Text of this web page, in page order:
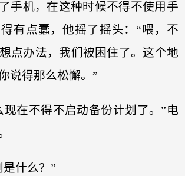
手机，在这种时候不得不使用手
有点蠢，他摇了摇头：“喂，不
点办法，我们被困住了。这个地
说得那么松懈。”
现在不得不启动备份计划了。”电
是什么？”